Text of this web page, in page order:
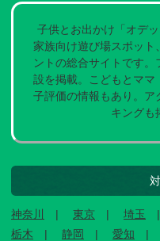
子供とお出かけ「オデ
家族向け遊び場スポッ
ントの総合サイトです
設を掲載。こどもとママ
子評価の情報もあり。ア
キングも
神奈川 東京 埼玉
栃木
静岡 愛知